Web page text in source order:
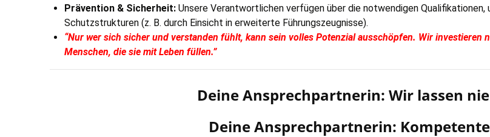
Prävention & Sicherheit: Unsere Verantwortlichen verfügen über die notwendigen
Schutzstrukturen (z. B. durch Einsicht in erweiterte Führungszeugnisse).
“Nur wer sich sicher und verstanden fühlt, kann sein volles Potenzial ausschöpfen. Wir investieren
Menschen, die sie mit Leben füllen.”
Deine Ansprechpartnerin: Wir lassen
Deine Ansprechpartnerin: